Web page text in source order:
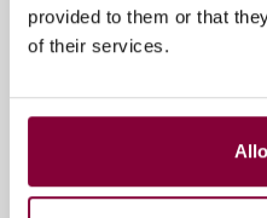
provided to them or that
of their services.
16 december 2025